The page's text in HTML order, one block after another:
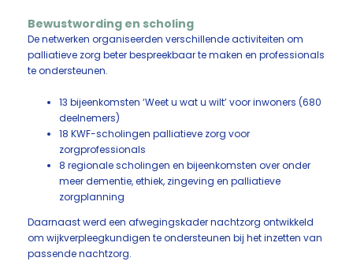
Bewustwording en scholing
De netwerken organiseerden verschillende activiteiten om
palliatieve zorg beter bespreekbaar te maken en professionals
te ondersteunen.
13 bijeenkomsten ‘Weet u wat u wilt’ voor inwoners (680
deelnemers)
18 KWF-scholingen palliatieve zorg voor
zorgprofessionals
8 regionale scholingen en bijeenkomsten over onder
meer dementie, ethiek, zingeving en palliatieve
zorgplanning
Daarnaast werd een afwegingskader nachtzorg ontwikkeld
om wijkverpleegkundigen te ondersteunen bij het inzetten van
passende nachtzorg.